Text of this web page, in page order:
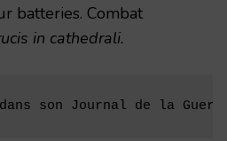
batteries. Combat
in cathedrali.
son Journal de la